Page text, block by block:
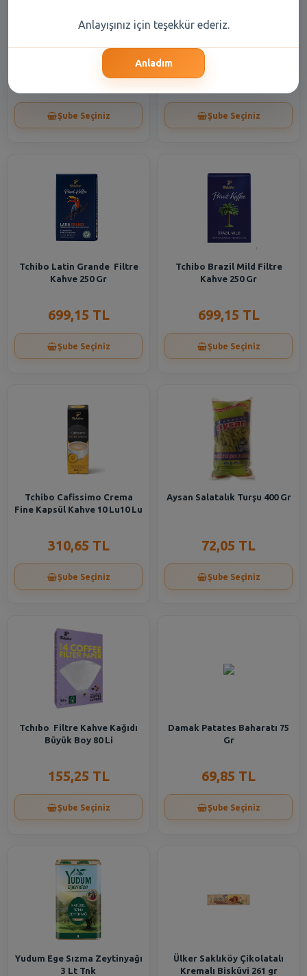
Çözünebilir Kahve 50 Gr
Şube Seçiniz
KafeinKavanoz Kahve 100 Gr
Şube Seçiniz
Tchibo Latin Grande Filtre
Kahve 250 Gr
699,15 TL
Şube Seçiniz
Tchibo Brazil Mild Filtre
Kahve 250 Gr
699,15 TL
Şube Seçiniz
Tchibo Cafissimo Crema
Fine Kapsül Kahve 10 Lu10 Lu
310,65 TL
Şube Seçiniz
Aysan Salatalık Turşu 400 Gr
72,05 TL
Şube Seçiniz
Tchıbo Filtre Kahve Kağıdı
Büyük Boy 80 Li
155,25 TL
Şube Seçiniz
Damak Patates Baharatı 75
Gr
69,85 TL
Şube Seçiniz
Yudum Ege Sızma Zeytinyağı
3 Lt Tnk
Ülker Saklıköy Çikolatalı
Kremalı Bisküvi 261 gr
Anlayışınız için teşekkür ederiz.
Anladım